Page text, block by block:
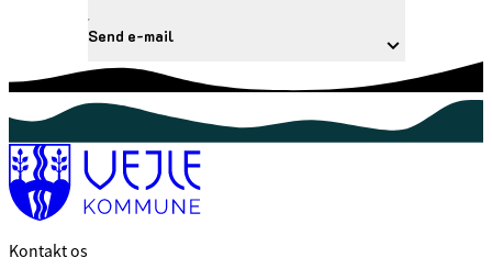
Send e-mail
Kontakt os